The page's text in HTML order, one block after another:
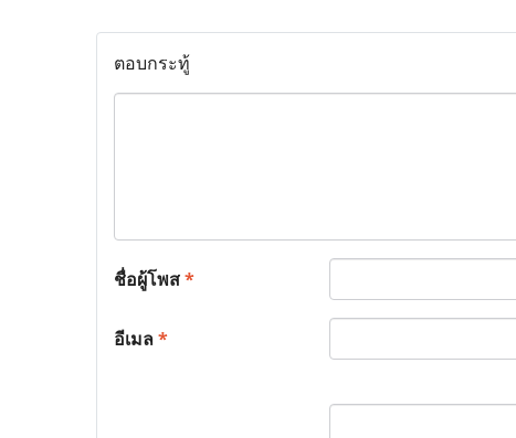
ตอบกระทู้
ชื่อผู้โพส*
อีเมล*